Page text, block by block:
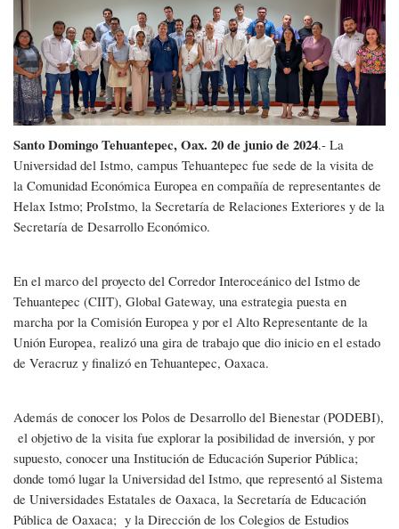
Delegación
de
la
Comunidad
Económica
Europea
Santo Domingo Tehuantepec, Oax. 20 de junio de 2024.- La
Universidad del Istmo, campus Tehuantepec fue sede de la visita de
la Comunidad Económica Europea en compañía de representantes de
Helax Istmo; ProIstmo, la Secretaría de Relaciones Exteriores y de la
Secretaría de Desarrollo Económico.
En el marco del proyecto del Corredor Interoceánico del Istmo de
Tehuantepec (CIIT), Global Gateway, una estrategia puesta en
marcha por la Comisión Europea y por el Alto Representante de la
Unión Europea, realizó una gira de trabajo que dio inicio en el estado
de Veracruz y finalizó en Tehuantepec, Oaxaca.
Además de conocer los Polos de Desarrollo del Bienestar (PODEBI),
el objetivo de la visita fue explorar la posibilidad de inversión, y por
supuesto, conocer una Institución de Educación Superior Pública;
donde tomó lugar la Universidad del Istmo, que representó al Sistema
de Universidades Estatales de Oaxaca, la Secretaría de Educación
Pública de Oaxaca; y la Dirección de los Colegios de Estudios